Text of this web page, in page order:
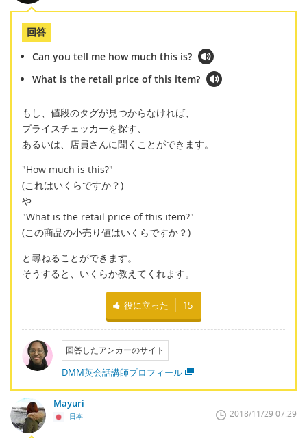
回答
Can you tell me how much this is?
What is the retail price of this item?
もし、値段のタグが見つからなければ、
プライスチェッカーを探す、
あるいは、店員さんに聞くことができます。
"How much is this?"
(これはいくらですか？)
や
"What is the retail price of this item?"
(この商品の小売り値はいくらですか？)
と尋ねることができます。
そうすると、いくらか教えてくれます。
役に立った 15
回答したアンカーのサイト
DMM英会話講師プロフィール
Mayuri
日本 2018/11/29 07:29